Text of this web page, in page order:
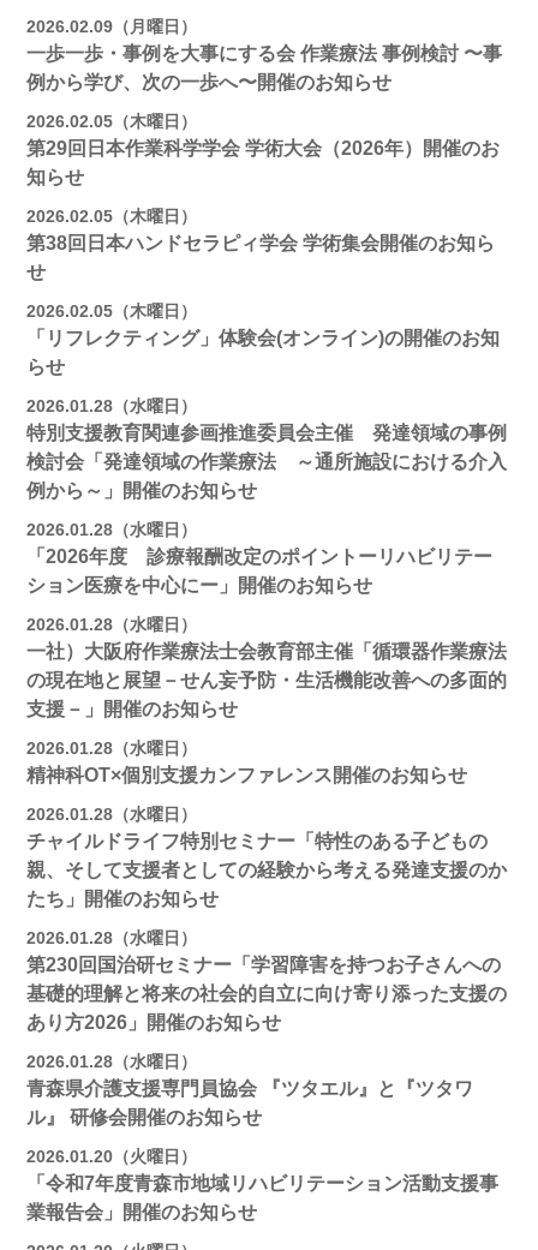
2026.02.09（月曜日）
一歩一歩・事例を大事にする会 作業療法 事例検討 〜事
例から学び、次の一歩へ〜開催のお知らせ
2026.02.05（木曜日）
第29回日本作業科学学会 学術大会（2026年）開催のお
知らせ
2026.02.05（木曜日）
第38回日本ハンドセラピィ学会 学術集会開催のお知ら
せ
2026.02.05（木曜日）
「リフレクティング」体験会(オンライン)の開催のお知
らせ
2026.01.28（水曜日）
特別支援教育関連参画推進委員会主催 発達領域の事例
検討会「発達領域の作業療法 ～通所施設における介入
例から～」開催のお知らせ
2026.01.28（水曜日）
「2026年度 診療報酬改定のポイントーリハビリテー
ション医療を中心にー」開催のお知らせ
2026.01.28（水曜日）
一社）大阪府作業療法士会教育部主催「循環器作業療法
の現在地と展望－せん妄予防・生活機能改善への多面的
支援－」開催のお知らせ
2026.01.28（水曜日）
精神科OT×個別支援カンファレンス開催のお知らせ
2026.01.28（水曜日）
チャイルドライフ特別セミナー「特性のある子どもの
親、そして支援者としての経験から考える発達支援のか
たち」開催のお知らせ
2026.01.28（水曜日）
第230回国治研セミナー「学習障害を持つお子さんへの
基礎的理解と将来の社会的自立に向け寄り添った支援の
あり方2026」開催のお知らせ
2026.01.28（水曜日）
青森県介護支援専門員協会 『ツタエル』と『ツタワ
ル』 研修会開催のお知らせ
2026.01.20（火曜日）
「令和7年度青森市地域リハビリテーション活動支援事
業報告会」開催のお知らせ